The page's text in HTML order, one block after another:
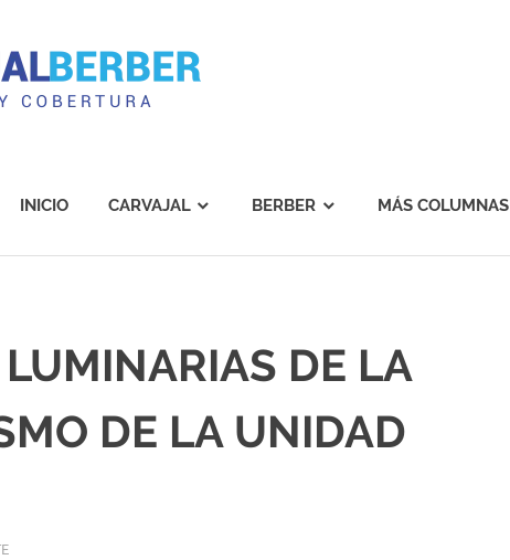
INICIO CARVAJAL BERBER MÁS COLUMNAS
DE LA
DE LA UNIDAD